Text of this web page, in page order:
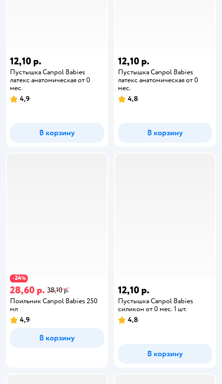
12,10 р.
Пустышка Canpol Babies
латекс анатомическая от 0
мес.
4,9
В корзину
12,10 р.
Пустышка Canpol Babies
латекс анатомическая от 0
мес.
4,8
В корзину
−24%
28,60 р. 38,10 р.
Поильник Canpol Babies 250
мл
4,9
В корзину
12,10 р.
Пустышка Canpol Babies
силикон от 0 мес. 1 шт.
4,8
В корзину